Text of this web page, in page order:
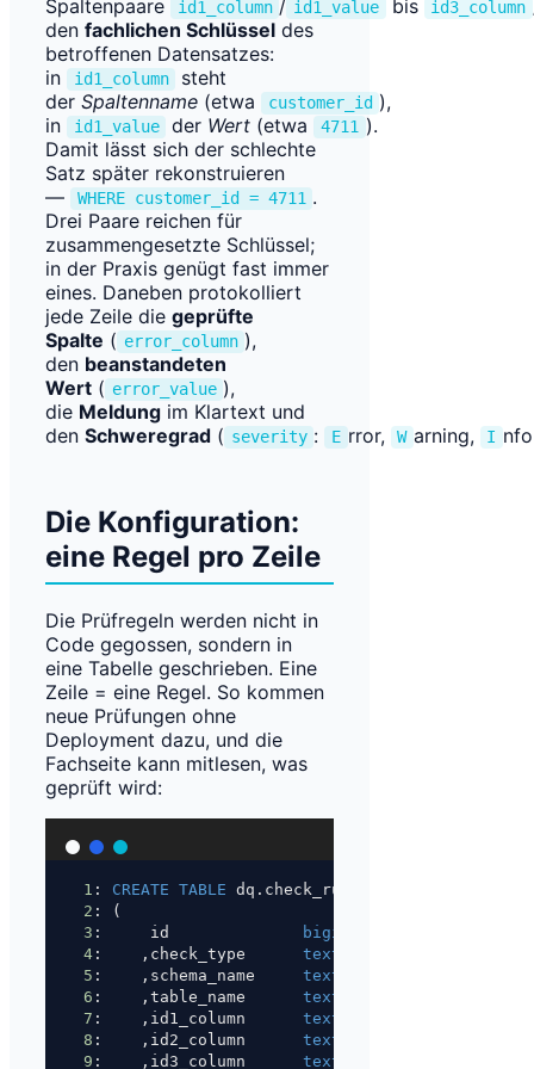
Spaltenpaare
id1_column / id1_value bis id3_column
den fachlichen Schlüssel des
betroffenen Datensatzes:
in
id1_column
steht
der Spaltenname (etwa customer_id ),
in
id1_value der Wert (etwa 4711 ).
Damit lässt sich der schlechte
Satz später rekonstruieren
—
WHERE customer_id = 4711 .
Drei Paare reichen für
zusammengesetzte Schlüssel;
in der Praxis genügt fast immer
eines. Daneben protokolliert
jede Zeile die geprüfte
Spalte ( error_column ),
den beanstandeten
Wert ( error_value ),
die Meldung im Klartext und
den Schweregrad ( severity : E rror, W arning, I
Die Konfiguration:
eine Regel pro Zeile
Die Prüfregeln werden nicht in
Code gegossen, sondern in
eine Tabelle geschrieben. Eine
Zeile = eine Regel. So kommen
neue Prüfungen ohne
Deployment dazu, und die
Fachseite kann mitlesen, was
geprüft wird:
1 : CREATE TABLE dq.check_rule
2 : (
3 :     id bigint
4 :    ,check_type text
5 :    ,schema_name text
6 :    ,table_name text
7 :    ,id1_column text
8 :    ,id2_column text
9 :    ,id3_column text